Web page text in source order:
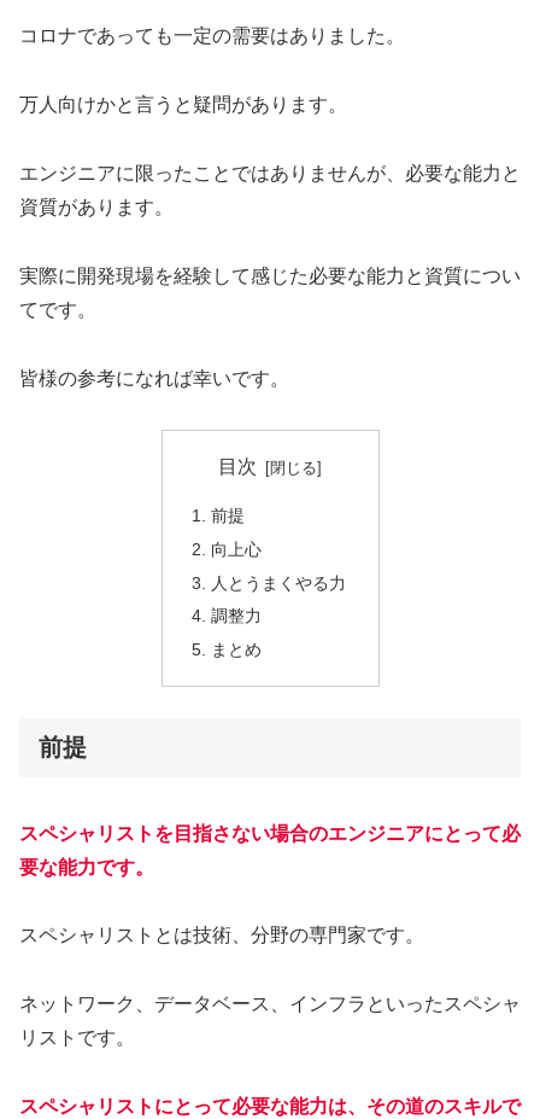
コロナであっても一定の需要はありました。
万人向けかと言うと疑問があります。
エンジニアに限ったことではありませんが、必要な能力と
資質があります。
実際に開発現場を経験して感じた必要な能力と資質につい
てです。
皆様の参考になれば幸いです。
目次
前提
向上心
人とうまくやる力
調整力
まとめ
前提
スペシャリストを目指さない場合のエンジニアにとって必
要な能力です。
スペシャリストとは技術、分野の専門家です。
ネットワーク、データベース、インフラといったスペシャ
リストです。
スペシャリストにとって必要な能力は、その道のスキルで